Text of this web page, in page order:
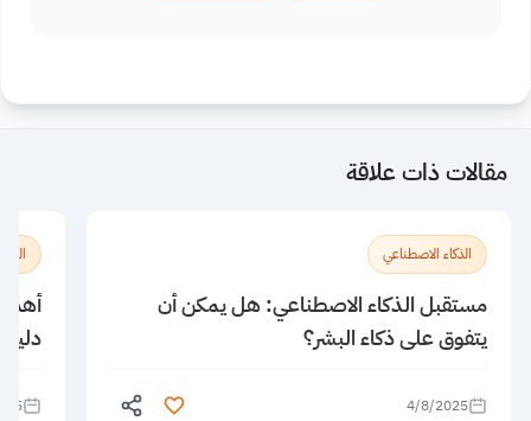
مقالات ذات علاقة
الذكاء الاصطناعي
مستقبل الذكاء الاصطناعي: هل يمكن أن
يتفوق على ذكاء البشر؟
4/8/2025